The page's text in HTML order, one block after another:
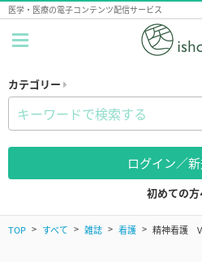
医学・医療の電子コンテンツ配信サービス
カテゴリー
ログイン／
初めての
TOP すべて 雑誌 看護 精神看護